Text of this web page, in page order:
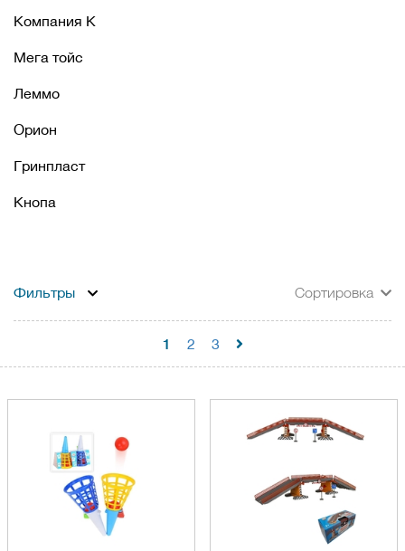
Компания К
Мега тойс
Леммо
Орион
Гринпласт
Кнопа
Фильтры Сортировка
1 2 3